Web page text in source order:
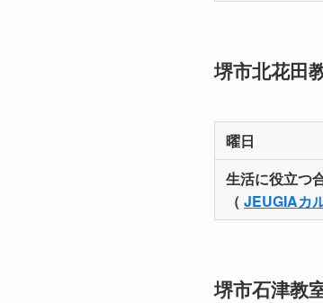
堺市北花田
曜日
生活に役立つ
（ JEUGIAカ
堺市石津教